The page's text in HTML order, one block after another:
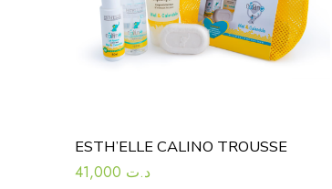
ESTH’ELLE CALINO TROUSSE
د.ت